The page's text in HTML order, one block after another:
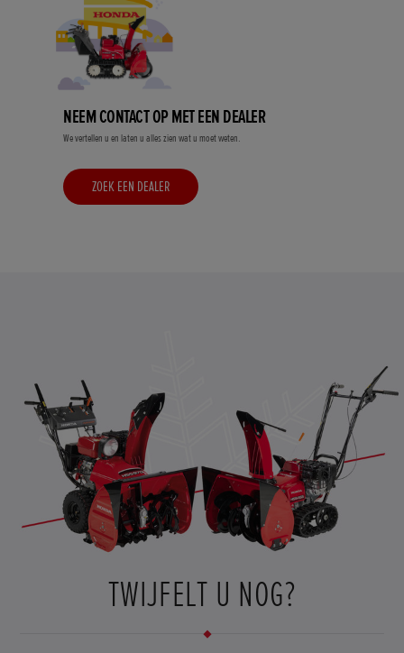
NEEM CONTACT OP MET EEN DEALER
We vertellen u en laten u alles zien wat u moet weten.
ZOEK EEN DEALER
TWIJFELT U NOG?